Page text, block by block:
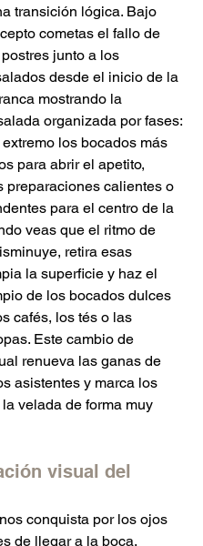
transición lógica. Bajo
cometas el fallo de
junto a los
desde el inicio de la
mostrando la
organizada por fases:
los bocados más
para abrir el apetito,
preparaciones calientes o
para el centro de la
veas que el ritmo de
retira esas
la superficie y haz el
de los bocados dulces
cafés, los tés o las
Este cambio de
renueva las ganas de
asistentes y marca los
velada de forma muy
visual del
conquista por los ojos
de llegar a la boca.